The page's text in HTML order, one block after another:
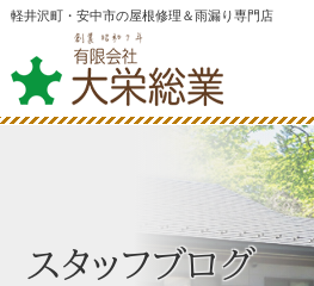
軽井沢町・安中市の屋根修理＆雨漏り専門店
スタッフブログ